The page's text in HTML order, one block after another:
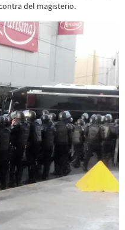
del magisterio.